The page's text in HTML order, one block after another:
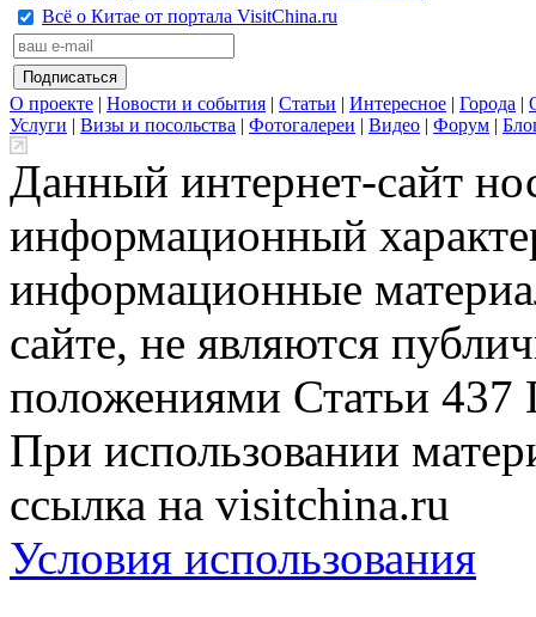
Всё о Китае от портала VisitChina.ru
О проекте | Новости и события | Статьи | Интересное | Города |
Услуги | Визы и посольства | Фотогалереи | Видео | Форум |
Данный интернет-сайт
информационный
информационные
сайте, не являются
положениями Статьи 437
При использовании
ссылка на visitchina.ru
Условия использования